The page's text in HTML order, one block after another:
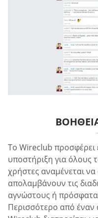
Το Wireclub προσφέρει
υποστήριξη για όλους
χρήστες αναμένεται
απολαμβάνουν τις
αγνώστους ή
Περισσότερο από έναν